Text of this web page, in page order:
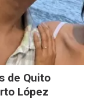
de Quito
López